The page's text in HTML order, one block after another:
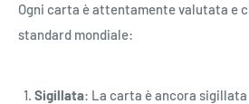
Ogni carta è attentamente valutata e
standard mondiale:
Sigillata: La carta è ancora